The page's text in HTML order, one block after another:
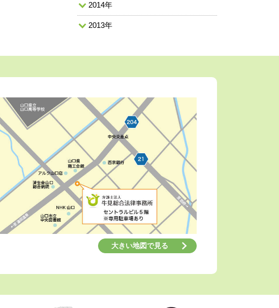
2014年
2013年
大きい地図で見る